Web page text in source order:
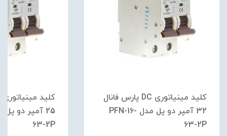
کلید مینیاتوری DC پارس فانال
32 آمپر دو پل مدل PFN-16-
63-2P
63-2P